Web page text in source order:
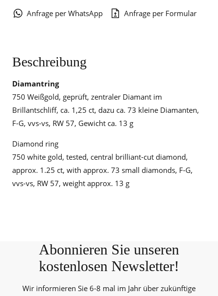
Anfrage per WhatsApp Anfrage per Formular
Beschreibung
Diamantring
750 Weißgold, geprüft, zentraler Diamant im
Brillantschliff, ca. 1,25 ct, dazu ca. 73 kleine Diamanten,
F-G, vvs-vs, RW 57, Gewicht ca. 13 g
Diamond ring
750 white gold, tested, central brilliant-cut diamond,
approx. 1.25 ct, with approx. 73 small diamonds, F-G,
vvs-vs, RW 57, weight approx. 13 g
Abonnieren Sie unseren
kostenlosen Newsletter!
Wir informieren Sie 6-8 mal im Jahr über zukünftige